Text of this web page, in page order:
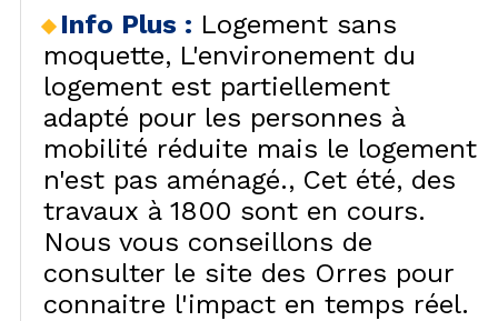
Info Plus : Logement sans
moquette
L'environement du
logement est partiellement
adapté pour les personnes à
mobilité réduite mais le logement
n'est pas aménagé.
Cet été, des
travaux à 1800 sont en cours.
Nous vous conseillons de
consulter le site des Orres pour
connaitre l'impact en temps réel.